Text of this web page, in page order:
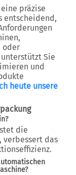
präzise
entscheidend,
oder
unterstützt Sie
und
heute unsere
die
verbessert das